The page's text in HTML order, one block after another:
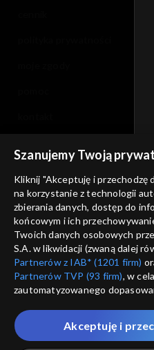
informacje o dostawcy usług
Szanujemy Twoją
Kliknij "Akceptuję i przechodzę
na korzystanie z technologii
zbierania danych, dostęp do
końcowym i ich
Twoich danych osobowych
S.A. w likwidacji (zwaną dalej
Partnerów z IAB* (1201 firm)
Partnerów TVP (93 firm), w
zautomatyzowanego
które wskazujemy poniżej, a
przez nas identyfikatora PPID
Akceptuję i